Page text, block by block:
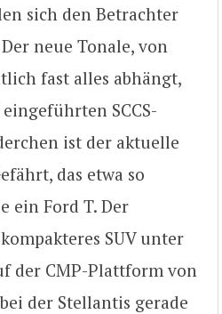
sich den Betrachter
neue Tonale, von
fast alles abhängt,
SCCS-
ist der aktuelle
das etwa so
ein Ford T. Der
SUV unter
der CMP-Plattform von
der Stellantis gerade